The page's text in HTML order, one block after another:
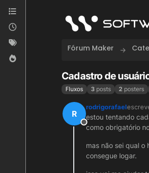
Skip to content
Fórum Maker
Cadastro de
Fluxos 3 posts 2 posters
R
Offline
rodrigorafael
última
estou tentando
como obrigatório
mas não sei qual o
consegue logar.